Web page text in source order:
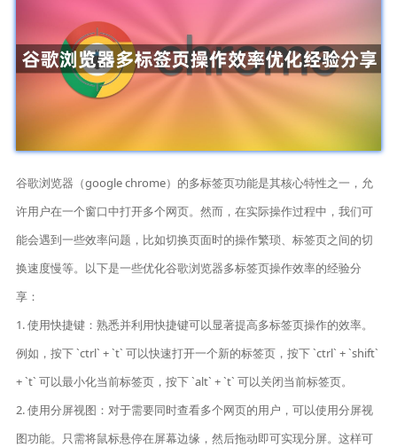
谷歌浏览器（google chrome）的多标签页功能是其核心特性之一，允
许用户在一个窗口中打开多个网页。然而，在实际操作过程中，我们可
能会遇到一些效率问题，比如切换页面时的操作繁琐、标签页之间的切
换速度慢等。以下是一些优化谷歌浏览器多标签页操作效率的经验分
享：
1. 使用快捷键：熟悉并利用快捷键可以显著提高多标签页操作的效率。
例如，按下 `ctrl` + `t` 可以快速打开一个新的标签页，按下 `ctrl` + `shift`
+ `t` 可以最小化当前标签页，按下 `alt` + `t` 可以关闭当前标签页。
2. 使用分屏视图：对于需要同时查看多个网页的用户，可以使用分屏视
图功能。只需将鼠标悬停在屏幕边缘，然后拖动即可实现分屏。这样可